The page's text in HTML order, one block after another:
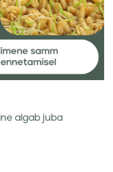
algab juba